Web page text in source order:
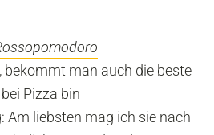
man auch die beste
Pizza bin
Am liebsten mag ich sie nach